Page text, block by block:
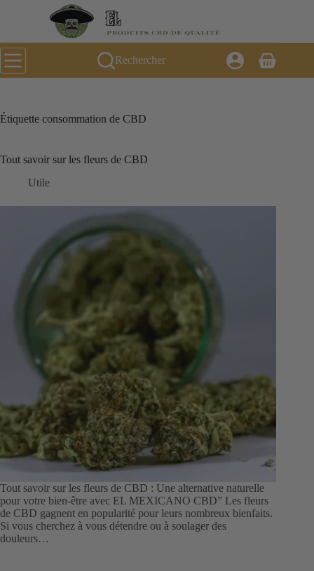
Rechercher
Panier
d’achat
Étiquette consommation de CBD
Tout savoir sur les fleurs de CBD
Utile
Tout savoir sur les fleurs de CBD : Une alternative naturelle
pour votre bien-être avec EL MEXICANO CBD” Les fleurs
de CBD gagnent en popularité pour leurs nombreux bienfaits.
Si vous cherchez à vous détendre ou à soulager des
douleurs…